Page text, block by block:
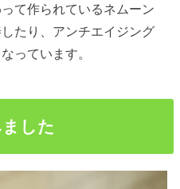
て作られているネムーン
たり、アンチエイジング
っています。
した